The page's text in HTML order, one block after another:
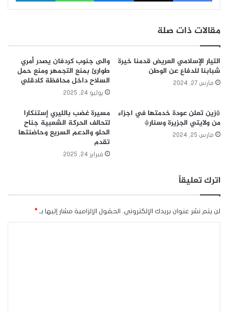
مقالات ذات صلة
التيار الإسلامي العريض قدمنا خيرة
شبابنا للدفاع عن الوطن
مارس 27, 2024
والى جنوب كردفان يصدر أمري
طوارئ بمنع التجمهر ومنع حمل
السلاح داخل محافظة كادقلي
يوليو 24, 2025
*زين تعلن عودة خدمتها في اجزاء
من ولايتي الجزيرة وسنار*
مارس 25, 2024
مسيرة غضب بالليري إستنكارا
لتحالف الحركة الشعبية جناح
الحلو والدعم السريع وحاضنتها
تقدم
فبراير 24, 2025
اترك تعليقاً
لن يتم نشر عنوان بريدك الإلكتروني. الحقول الإلزامية مشار إليها بـ *